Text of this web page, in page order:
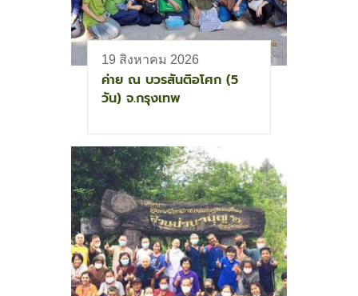
19 สิงหาคม 2026
ค่าย ณ บวรสันติอโศก (5
วัน) จ.กรุงเทพ